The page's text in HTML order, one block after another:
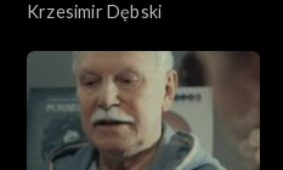
Krzesimir Dębski